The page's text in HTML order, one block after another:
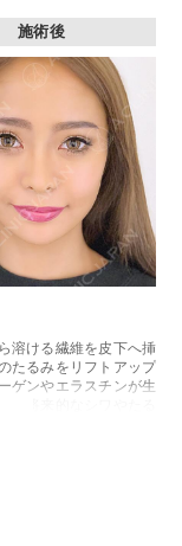
施術後
溶ける繊維を皮下へ挿
たるみをリフトアップ
ゲンやエラスチンが生
、将来的なシワやたる
攣れ感などが生じるこ
位の細菌感染症、皮膚
。化膿止め・痛み止め
ば服用を中止してくだ